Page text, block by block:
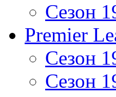
Сезон
Premier
Сезон
Сезон